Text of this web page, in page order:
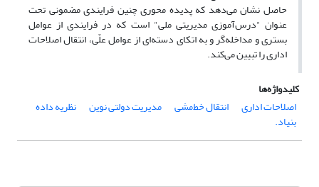
حاصل نشان می‌دهد که پدیده محوری چنین فرایندی مضمونی تحت
عنوان "درس‌آموزی مدیریتی ملی" است که در فرایندی از عوامل
بستری و مداخله‌گر و به اتکای دسته‌ای از عوامل علّی، انتقال اصلاحات
اداری را تبیین می‌کند.
کلیدواژه‌ها
اصلاحات اداری
انتقال خط‌مشی مدیریت دولتی نوین نظریه داده
بنیاد.